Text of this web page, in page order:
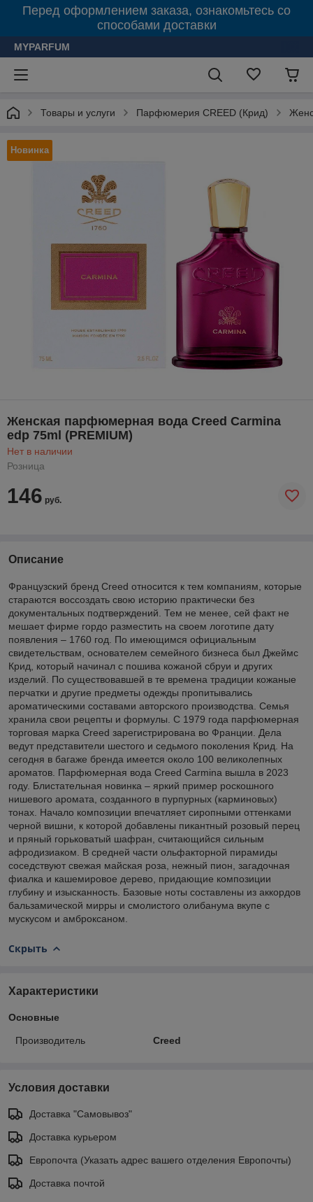
Перед оформлением заказа, ознакомьтесь со
способами доставки
MYPARFUM
Товары и услуги Парфюмерия CREED (Крид)
Новинка
Женская парфюмерная вода Creed Carmina
edp 75ml (PREMIUM)
Нет в наличии
Розница
146 руб.
Описание
Французский бренд Creed относится к тем компаниям, которые
стараются воссоздать свою историю практически без
документальных подтверждений. Тем не менее, сей факт не
мешает фирме гордо разместить на своем логотипе дату
появления – 1760 год. По имеющимся официальным
свидетельствам, основателем семейного бизнеса был Джеймс
Крид, который начинал с пошива кожаной сбруи и других
изделий. По существовавшей в те времена традиции кожаные
перчатки и другие предметы одежды пропитывались
ароматическими составами авторского производства. Семья
хранила свои рецепты и формулы. С 1979 года парфюмерная
торговая марка Creed зарегистрирована во Франции. Дела
ведут представители шестого и седьмого поколения Крид. На
сегодня в багаже бренда имеется около 100 великолепных
ароматов. Парфюмерная вода Creed Carminа вышла в 2023
году. Блистательная новинка – яркий пример роскошного
нишевого аромата, созданного в пурпурных (карминовых)
тонах. Начало композиции впечатляет сиропными оттенками
черной вишни, к которой добавлены пикантный розовый перец
и пряный горьковатый шафран, считающийся сильным
афродизиаком. В средней части ольфакторной пирамиды
соседствуют свежая майская роза, нежный пион, загадочная
фиалка и кашемировое дерево, придающие композиции
глубину и изысканность. Базовые ноты составлены из аккордов
бальзамической мирры и смолистого олибанума вкупе с
мускусом и амброксаном.
Скрыть
Характеристики
Основные
Производитель Creed
Условия доставки
Доставка "Самовывоз"
Доставка курьером
Европочта (Указать адрес вашего отделения Европочты)
Доставка почтой